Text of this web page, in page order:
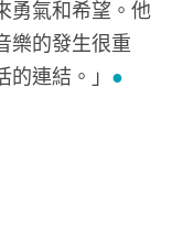
勇氣和希望。他
的發生很重
連結。」 ●